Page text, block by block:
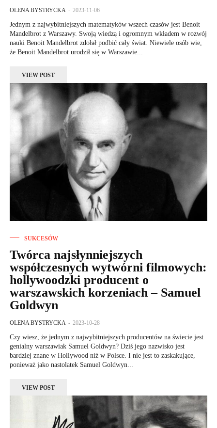
OLENA BYSTRYCKA - 2023-11-06
Jednym z najwybitniejszych matematyków wszech czasów jest Benoit
Mandelbrot z Warszawy. Swoją wiedzą i ogromnym wkładem w rozwój
nauki Benoit Mandelbrot zdołał podbić cały świat. Niewiele osób wie,
że Benoit Mandelbrot urodził się w Warszawie...
VIEW POST
SUKCESÓW
Twórca najsłynniejszych
współczesnych wytwórni filmowych:
hollywoodzki producent o
warszawskich korzeniach – Samuel
Goldwyn
OLENA BYSTRYCKA - 2023-10-28
Czy wiesz, że jednym z najwybitniejszych producentów na świecie jest
genialny warszawiak Samuel Goldwyn? Dziś jego nazwisko jest
bardziej znane w Hollywood niż w Polsce. I nie jest to zaskakujące,
ponieważ jako nastolatek Samuel Goldwyn...
VIEW POST